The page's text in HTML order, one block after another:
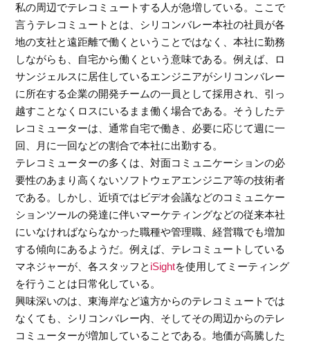
私の周辺でテレコミュートする人が急増している。ここで
言うテレコミュートとは、シリコンバレー本社の社員が各
地の支社と遠距離で働くということではなく、本社に勤務
しながらも、自宅から働くという意味である。例えば、ロ
サンジェルスに居住しているエンジニアがシリコンバレー
に所在する企業の開発チームの一員として採用され、引っ
越すことなくロスにいるまま働く場合である。そうしたテ
レコミューターは、通常自宅で働き、必要に応じて週に一
回、月に一回などの割合で本社に出勤する。
テレコミューターの多くは、対面コミュニケーションの必
要性のあまり高くないソフトウェアエンジニア等の技術者
である。しかし、近頃ではビデオ会議などのコミュニケー
ションツールの発達に伴いマーケティングなどの従来本社
にいなければならなかった職種や管理職、経営職でも増加
する傾向にあるようだ。例えば、テレコミュートしている
マネジャーが、各スタッフと iSightを使用してミーティング
を行うことは日常化している。
興味深いのは、東海岸など遠方からのテレコミュートでは
なくても、シリコンバレー内、そしてその周辺からのテレ
コミューターが増加していることである。地価が高騰した